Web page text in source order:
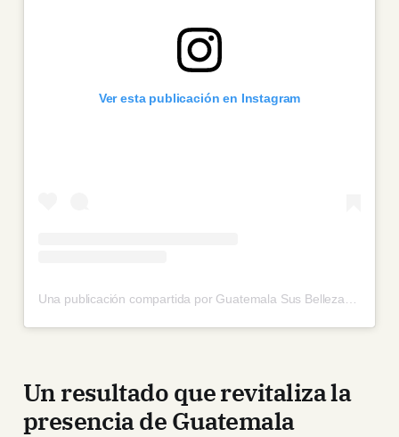
Ver esta publicación en Instagram
Un resultado que revitaliza la
presencia de Guatemala